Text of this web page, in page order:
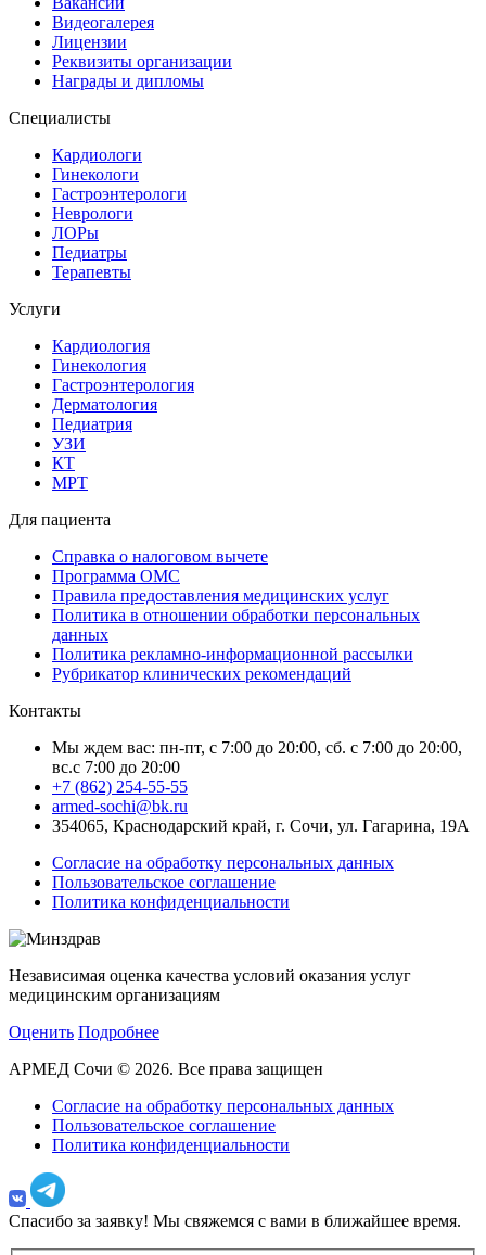
Видеогалерея
Лицензии
Реквизиты организации
Награды и дипломы
Специалисты
Кардиологи
Гинекологи
Гастроэнтерологи
Неврологи
ЛОРы
Педиатры
Терапевты
Услуги
Кардиология
Гинекология
Гастроэнтерология
Дерматология
Педиатрия
УЗИ
КТ
МРТ
Для пациента
Справка о налоговом вычете
Программа ОМС
Правила предоставления медицинских услуг
Политика в отношении обработки персональных
данных
Политика рекламно-информационной рассылки
Рубрикатор клинических рекомендаций
Контакты
Мы ждем вас: пн-пт, с 7:00 до 20:00, сб. с 7:00 до 20:00,
вс.с 7:00 до 20:00
+7 (862) 254-55-55
armed-sochi@bk.ru
354065, Краснодарский край, г. Сочи, ул. Гагарина, 19А
Согласие на обработку персональных данных
Пользовательское соглашение
Политика конфиденциальности
Независимая оценка качества условий оказания услуг
медицинским организациям
Оценить Подробнее
АРМЕД Сочи © 2026. Все права защищен
Согласие на обработку персональных данных
Пользовательское соглашение
Политика конфиденциальности
Спасибо за заявку! Мы свяжемся с вами в ближайшее время.